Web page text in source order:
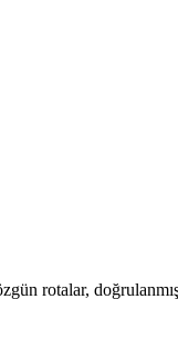
rotalar, doğrulanmış